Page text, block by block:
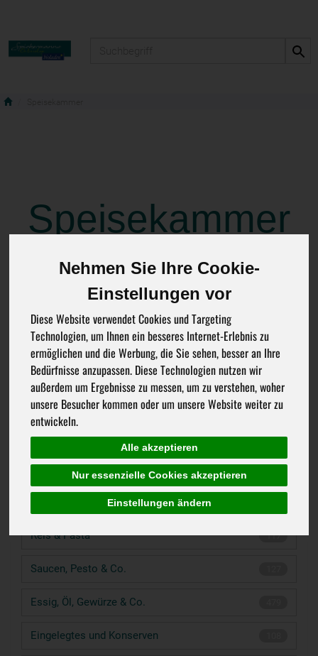
Nehmen Sie Ihre Cookie-
Einstellungen vor
Diese Website verwendet Cookies und Targeting
Technologien, um Ihnen ein besseres Internet-Erlebnis zu
ermöglichen und die Werbung, die Sie sehen, besser an Ihre
Bedürfnisse anzupassen. Diese Technologien nutzen wir
außerdem um Ergebnisse zu messen, um zu verstehen, woher
unsere Besucher kommen oder um unsere Website weiter zu
entwickeln.
Alle akzeptieren
Nur essenzielle Cookies akzeptieren
Einstellungen ändern
Speisekammer
1565 von 4797
241
Brotaufstriche
Müsli & Cerealien
Getreide, HÜlsenfrüchte und co.
117
Reis & Pasta
Saucen, Pesto & Co.
Essig, Öl, Gewürze & Co.
Eingelegtes und Konserven